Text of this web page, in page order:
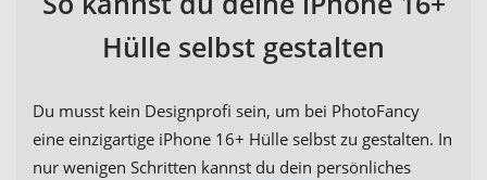
Hülle selbst gestalten
Du musst kein Designprofi sein, um bei PhotoFancy
eine einzigartige iPhone 16+ Hülle selbst zu gestalten. In
nur wenigen Schritten kannst du dein persönliches